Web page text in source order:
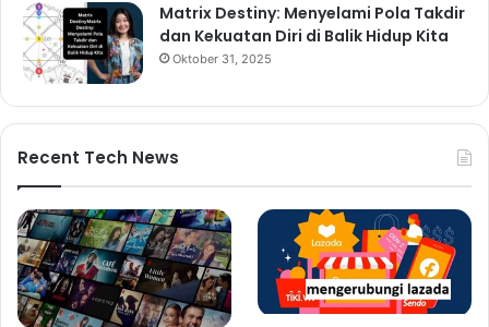
Matrix Destiny: Menyelami Pola Takdir
dan Kekuatan Diri di Balik Hidup Kita
Oktober 31, 2025
Recent Tech News